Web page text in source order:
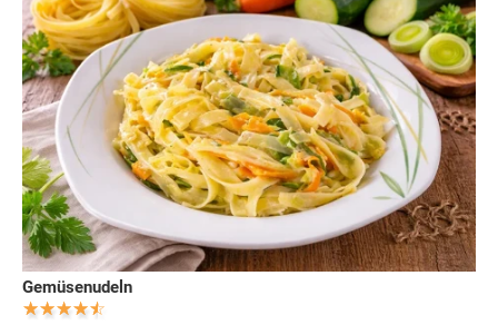
Gemüsenudeln